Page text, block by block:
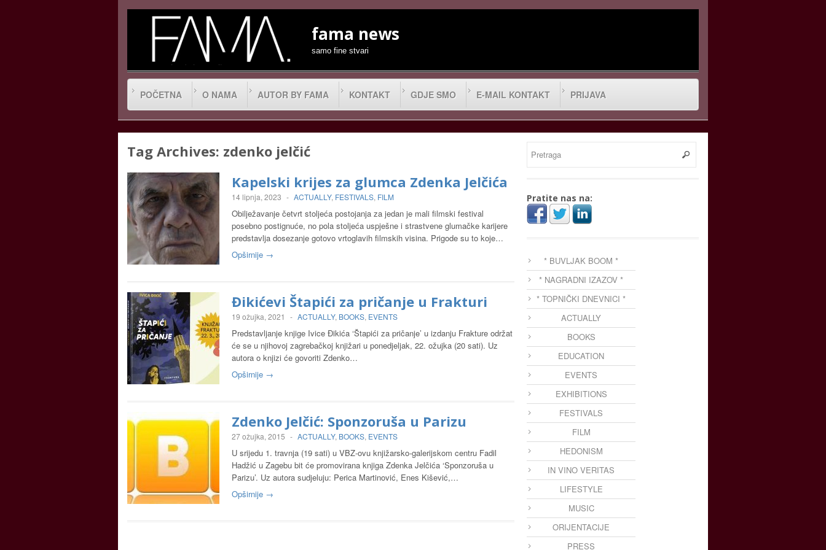
fama news
samo fine stvari
POČETNA O NAMA AUTOR BY FAMA KONTAKT GDJE SMO E-MAIL KONTAKT PRIJAVA
Tag Archives: zdenko jelčić
Kapelski krijes za glumca Zdenka Jelčića
14 lipnja, 2023 - ACTUALLY, FESTIVALS, FILM
Obilježavanje četvrt stoljeća postojanja za jedan je mali filmski festival
posebno postignuće, no pola stoljeća uspješne i strastvene glumačke karijere
predstavlja dosezanje gotovo vrtoglavih filmskih visina. Prigode su to koje…
Opširnije →
Đikićevi Štapići za pričanje u Frakturi
19 ožujka, 2021 - ACTUALLY, BOOKS, EVENTS
Predstavljanje knjige Ivice Đikića ‘Štapići za pričanje’ u izdanju Frakture održat
će se u njihovoj zagrebačkoj knjižari u ponedjeljak, 22. ožujka (20 sati). Uz
autora o knjizi će govoriti Zdenko…
Opširnije →
Zdenko Jelčić: Sponzoruša u Parizu
27 ožujka, 2015 - ACTUALLY, BOOKS, EVENTS
U srijedu 1. travnja (19 sati) u VBZ-ovu knjižarsko-galerijskom centru Fadil
Hadžić u Zagebu bit će promovirana knjiga Zdenka Jelčića ‘Sponzoruša u
Parizu’. Uz autora sudjeluju: Perica Martinović, Enes Kišević,…
Opširnije →
Pratite nas na:
* BUVLJAK BOOM *
* NAGRADNI IZAZOV *
* TOPNIČKI DNEVNICI *
ACTUALLY
BOOKS
EDUCATION
EVENTS
EXHIBITIONS
FESTIVALS
FILM
HEDONISM
IN VINO VERITAS
LIFESTYLE
MUSIC
ORIJENTACIJE
PRESS